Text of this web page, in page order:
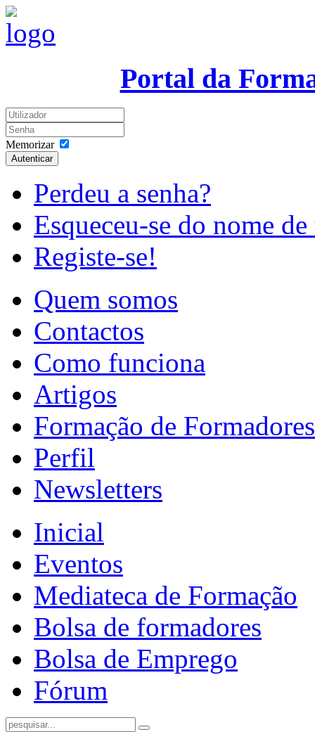
Portal da
Memorizar
Autenticar
Perdeu a senha?
Esqueceu-se do nome
Registe-se!
Quem somos
Contactos
Como funciona
Artigos
Formação de Formadores
Perfil
Newsletters
Inicial
Eventos
Mediateca de Formação
Bolsa de formadores
Bolsa de Emprego
Fórum